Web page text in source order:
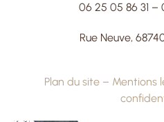
06 25 05 86 31 –
Rue Neuve,
Plan du site – Mentions